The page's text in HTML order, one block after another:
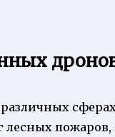
лесных